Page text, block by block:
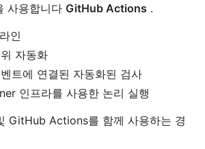
사용합니다 GitHub Actions .
인
자동화
트에 연결된 자동화된 검사
인프라를 사용한 논리 실행
GitHub Actions를 함께 사용하는 경